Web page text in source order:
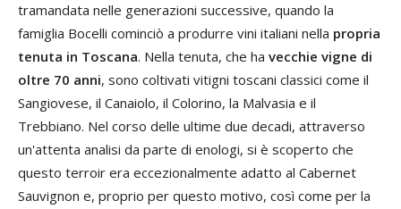
tramandata nelle generazioni successive, quando la
famiglia Bocelli cominciò a produrre vini italiani nella propria
tenuta in Toscana. Nella tenuta, che ha vecchie vigne di
oltre 70 anni, sono coltivati vitigni toscani classici come il
Sangiovese, il Canaiolo, il Colorino, la Malvasia e il
Trebbiano. Nel corso delle ultime due decadi, attraverso
un'attenta analisi da parte di enologi, si è scoperto che
questo terroir era eccezionalmente adatto al Cabernet
Sauvignon e, proprio per questo motivo, così come per la